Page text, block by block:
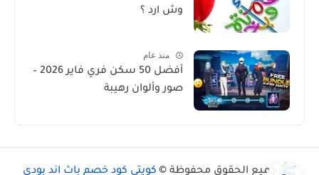
وش ارد ؟
منذ عام
أفضل 50 سكن فري فاير 2026 –
صور وألوان رهيبة
جميع الحقوق محفوظة © كويتي كود خصم باث اند بودي